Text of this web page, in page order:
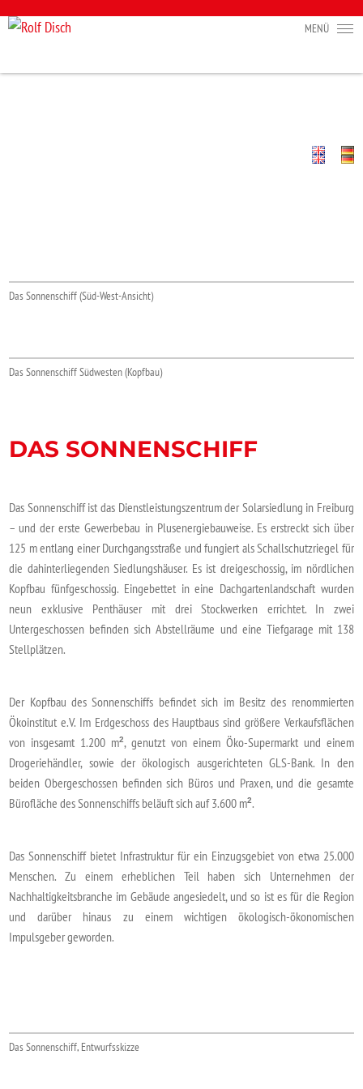
Das Sonnenschiff (Süd-West-Ansicht)
Das Sonnenschiff Südwesten (Kopfbau)
DAS SONNENSCHIFF
Das Sonnenschiff ist das Dienstleistungszentrum der Solarsiedlung in Freiburg
– und der erste Gewerbebau in Plusenergiebauweise. Es erstreckt sich über
125 m entlang einer Durchgangsstraße und fungiert als Schallschutzriegel für
die dahinterliegenden Siedlungshäuser. Es ist dreigeschossig, im nördlichen
Kopfbau fünfgeschossig. Eingebettet in eine Dachgartenlandschaft wurden
neun exklusive Penthäuser mit drei Stockwerken errichtet. In zwei
Untergeschossen befinden sich Abstellräume und eine Tiefgarage mit 138
Stellplätzen.
Der Kopfbau des Sonnenschiffs befindet sich im Besitz des renommierten
Ökoinstitut e.V. Im Erdgeschoss des Hauptbaus sind größere Verkaufsflächen
von insgesamt 1.200 m2, genutzt von einem Öko-Supermarkt und einem
Drogeriehändler, sowie der ökologisch ausgerichteten GLS-Bank. In den
beiden Obergeschossen befinden sich Büros und Praxen, und die gesamte
Bürofläche des Sonnenschiffs beläuft sich auf 3.600 m2.
Das Sonnenschiff bietet Infrastruktur für ein Einzugsgebiet von etwa 25.000
Menschen. Zu einem erheblichen Teil haben sich Unternehmen der
Nachhaltigkeitsbranche im Gebäude angesiedelt, und so ist es für die Region
und darüber hinaus zu einem wichtigen ökologisch-ökonomischen
Impulsgeber geworden.
Das Sonnenschiff, Entwurfsskizze